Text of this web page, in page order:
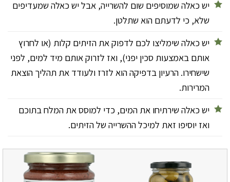
יש כאלה שמוסיפים שום להשרייה, אבל יש כאלה שמעדיפים
שלא, כי לדעתם הוא שתלטן.
יש כאלה שימליצו לכם לדפוק את הזיתים קלות (או לחרוץ
אותם באמצעות סכין יפני), ואז לזרוק אותם מיד למים, לפני
שישחירו. הרעיון בדפיקה הוא לזרז ולעודד את תהליך הוצאת
המרירות.
יש כאלה שירתיחו את המים, כדי למוסס את המלח בתוכם
ואז יוסיפו זאת למיכל ההשרייה של הזיתים.